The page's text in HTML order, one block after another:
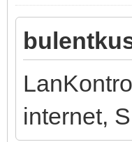
internet,